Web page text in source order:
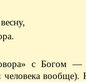
с Богом —
человека вообще).